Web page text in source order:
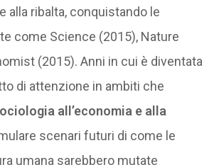
alla ribalta, conquistando le
come Science (2015), Nature
(2015). Anni in cui è diventata
di attenzione in ambiti che
all’economia e alla
scenari futuri di come le
umana sarebbero mutate